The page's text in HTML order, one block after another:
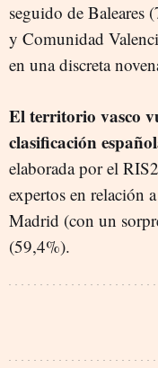
seguido de Baleares
y Comunidad
en una discreta
El territorio vasco
clasificación
elaborada por el
expertos en relación
Madrid (con un
(59,4%).